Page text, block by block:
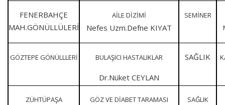
FENERBAHÇE
MAH.GÖNÜLLÜLERİ
AİLE DİZİMİ
Nefes Uzm.Defne KIYAT
SEMİNER
GÖZTEPE GÖNÜLLLERİ BULAŞICI HASTALIKLAR
Dr.Nüket CEYLAN
SAĞLIK
ZÜHTÜPAŞA
GÖZ VE DİABET TARAMASI
SAĞLIK